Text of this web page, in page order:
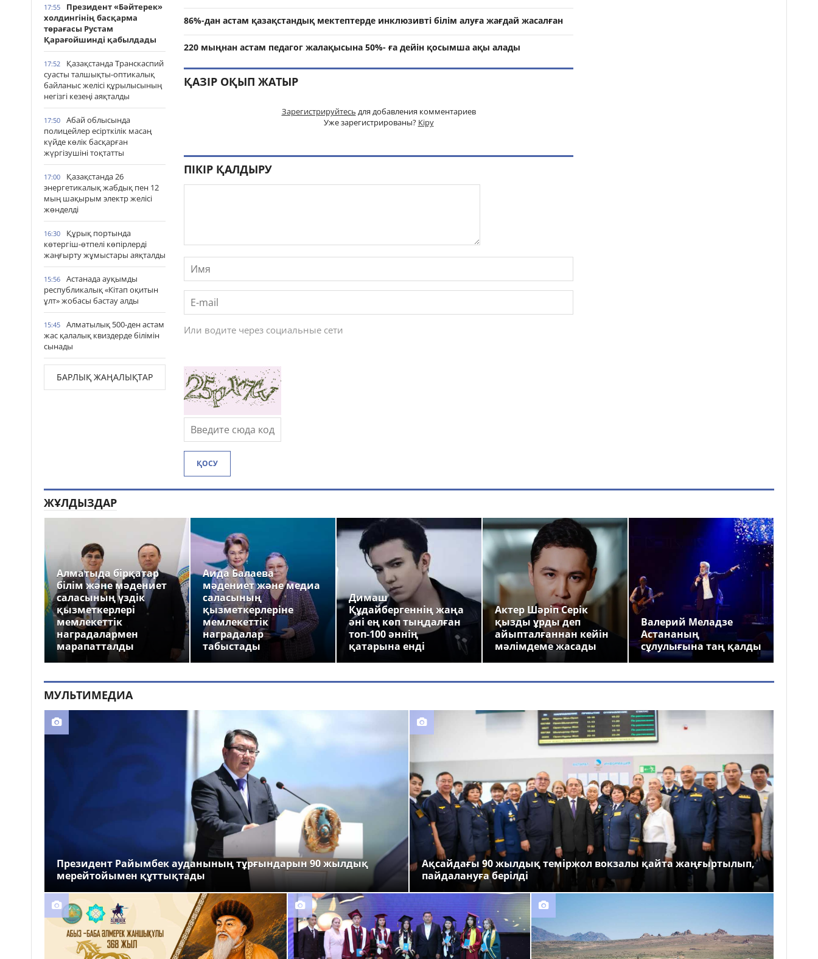
17:55
Президент «Бәйтерек»
холдингінің басқарма
төрағасы Рустам
Қарағойшинді қабылдады
17:52
Қазақстанда Транскаспий
суасты талшықты-оптикалық
байланыс желісі құрылысының
негізгі кезеңі аяқталды
17:50
Абай облысында
полицейлер есірткілік масаң
күйде көлік басқарған
жүргізушіні тоқтатты
17:00
Қазақстанда 26
энергетикалық жабдық пен 12
мың шақырым электр желісі
жөнделді
16:30
Құрық портында
көтергіш-өтпелі көпірлерді
жаңғырту жұмыстары аяқталды
15:56
Астанада ауқымды
республикалық «Кітап оқитын
ұлт» жобасы бастау алды
15:45
Алматылық 500-ден астам
жас қалалық квиздерде білімін
сынады
БАРЛЫҚ ЖАҢАЛЫҚТАР
86%-дан астам қазақстандық мектептерде инклюзивті білім алуға жағдай жасалған
220 мыңнан астам педагог жалақысына 50%- ға дейін қосымша ақы алады
ҚАЗІР ОҚЫП ЖАТЫР
Зарегистрируйтесь для добавления комментариев
Уже зарегистрированы? Кіру
ПІКІР ҚАЛДЫРУ
Или водите через социальные сети
ҚОСУ
ЖҰЛДЫЗДАР
Алматыда бірқатар
білім және мәдениет
саласының үздік
қызметкерлері
мемлекеттік
наградалармен
марапатталды
Аида Балаева
мәдениет және медиа
саласының
қызметкерлеріне
мемлекеттік
наградалар
табыстады
Димаш
Құдайбергеннің жаңа
әні ең көп тыңдалған
топ-100 әннің
қатарына енді
Актер Шәріп Серік
қызды ұрды деп
айыпталғаннан кейін
мәлімдеме жасады
Валерий Меладзе
Астананың
сұлулығына таң қалды
МУЛЬТИМЕДИА
Президент Райымбек ауданының тұрғындарын 90 жылдық
мерейтойымен құттықтады
Ақсайдағы 90 жылдық теміржол вокзалы қайта жаңғыртылып,
пайдалануға берілді